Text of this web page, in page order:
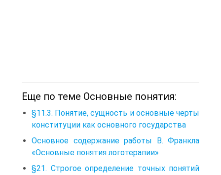
Еще по теме Основные понятия:
§11.3. Понятие, сущность и основные черты
конституции как основного государства
Основное содержание работы В. Франкла
«Основные понятия логотерапии»
§21. Строгое определение точных понятий